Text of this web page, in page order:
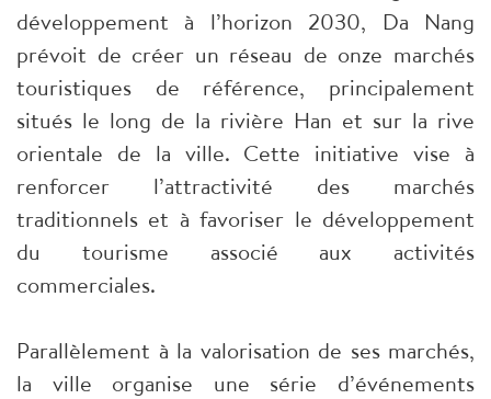
développement à l’horizon 2030, Da Nang
prévoit de créer un réseau de onze marchés
touristiques de référence, principalement
situés le long de la rivière Han et sur la rive
orientale de la ville. Cette initiative vise à
renforcer l’attractivité des marchés
traditionnels et à favoriser le développement
du tourisme associé aux activités
commerciales.
Parallèlement à la valorisation de ses marchés,
la ville organise une série d’événements